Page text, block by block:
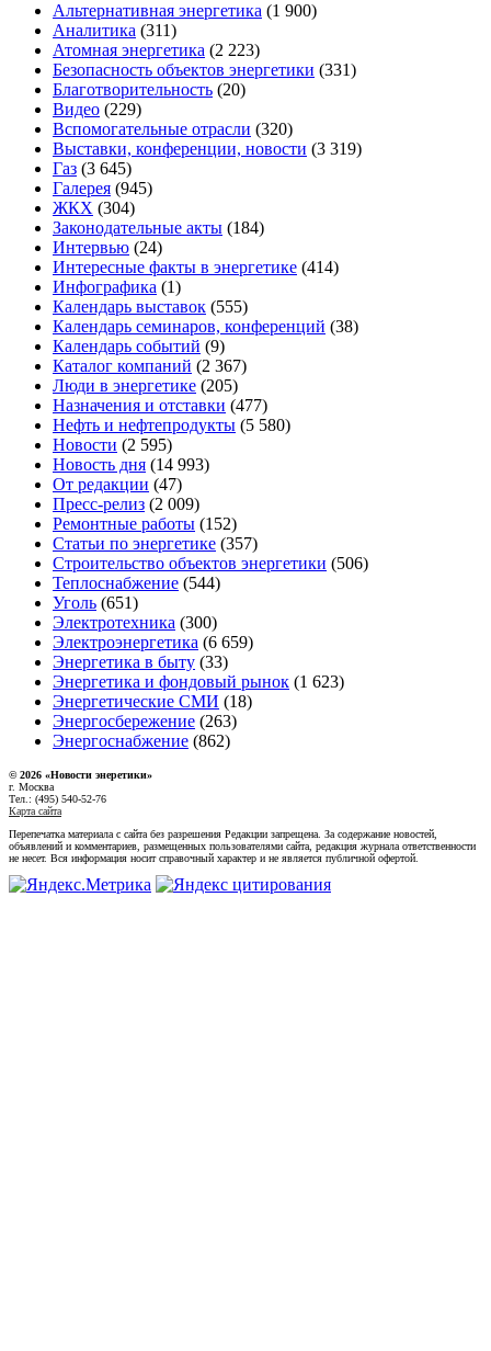
Альтернативная энергетика (1 900)
Аналитика (311)
Атомная энергетика (2 223)
Безопасность объектов энергетики (331)
Благотворительность (20)
Видео (229)
Вспомогательные отрасли (320)
Выставки, конференции, новости (3 319)
Газ (3 645)
Галерея (945)
ЖКХ (304)
Законодательные акты (184)
Интервью (24)
Интересные факты в энергетике (414)
Инфографика (1)
Календарь выставок (555)
Календарь семинаров, конференций (38)
Календарь событий (9)
Каталог компаний (2 367)
Люди в энергетике (205)
Назначения и отставки (477)
Нефть и нефтепродукты (5 580)
Новости (2 595)
Новость дня (14 993)
От редакции (47)
Пресс-релиз (2 009)
Ремонтные работы (152)
Статьи по энергетике (357)
Строительство объектов энергетики (506)
Теплоснабжение (544)
Уголь (651)
Электротехника (300)
Электроэнергетика (6 659)
Энергетика в быту (33)
Энергетика и фондовый рынок (1 623)
Энергетические СМИ (18)
Энергосбережение (263)
Энергоснабжение (862)
© 2026 «Новости энеретики»
г. Москва
Тел.: (495) 540-52-76
Карта сайта
Перепечатка материала с сайта без разрешения Редакции запрещена. За содержание новостей,
объявлений и комментариев, размещенных пользователями сайта, редакция журнала ответственности
не несет. Вся информация носит справочный характер и не является публичной офертой.